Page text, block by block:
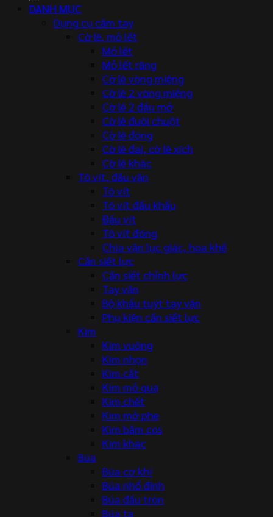
DANH MỤC
Dụng cụ cầm tay
Cờ lê, mỏ lết
Mỏ lết
Mỏ lết răng
Cờ lê vòng miệng
Cờ lê 2 vòng miệng
Cờ lê 2 đầu mở
Cờ lê đuôi chuột
Cờ lê đóng
Cờ lê đai, cờ lê xích
Cờ lê khác
Tô vít, đầu vặn
Tô vít
Tô vít đầu khẩu
Đầu vít
Tô vít đóng
Chìa vặn lục giác, hoa khế
Cần siết lực
Cần siết chỉnh lực
Tay vặn
Bộ khẩu tuýt tay vặn
Phụ kiện cần siết lực
Kìm
Kìm vuông
Kìm nhọn
Kìm cắt
Kìm mỏ quạ
Kìm chết
Kìm mở phe
Kìm bấm cos
Kìm khác
Búa
Búa cơ khí
Búa nhổ đinh
Búa đầu tròn
Búa tạ